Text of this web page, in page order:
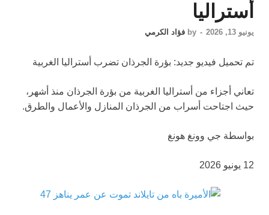
أستراليا
يونيو 13, 2026 -
by فؤاد الكرمي
تم تحميل فيديو جديد: بؤرة الجرذان تضرب أستراليا الغربية
تعاني أجزاء من أستراليا الغربية من بؤرة الجرذان منذ أشهر،
حيث اجتاحت أسراب من الجرذان المنازل والأعمال والطرق.
بواسطة جي وونغ هونغ
12 يونيو 2026